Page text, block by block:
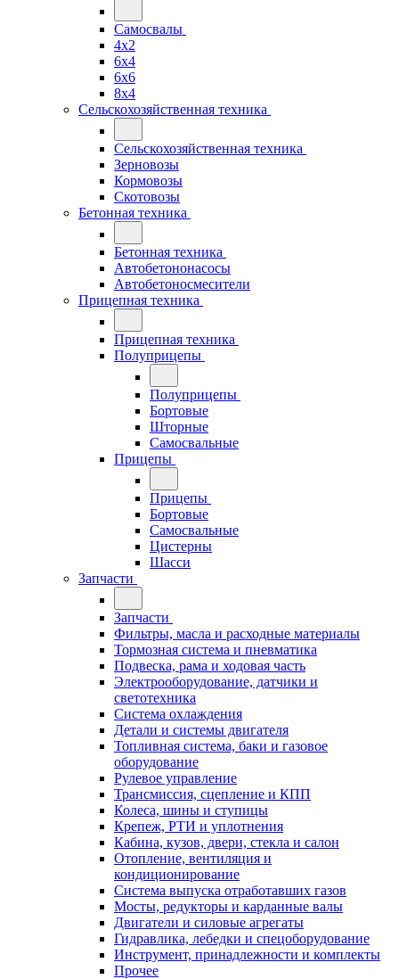
Самосвалы
4x2
6x4
6x6
8x4
Сельскохозяйственная техника
Сельскохозяйственная техника
Зерновозы
Кормовозы
Скотовозы
Бетонная техника
Бетонная техника
Автобетононасосы
Автобетоносмесители
Прицепная техника
Прицепная техника
Полуприцепы
Полуприцепы
Бортовые
Шторные
Самосвальные
Прицепы
Прицепы
Бортовые
Самосвальные
Цистерны
Шасси
Запчасти
Запчасти
Фильтры, масла и расходные материалы
Тормозная система и пневматика
Подвеска, рама и ходовая часть
Электрооборудование, датчики и
светотехника
Система охлаждения
Детали и системы двигателя
Топливная система, баки и газовое
оборудование
Рулевое управление
Трансмиссия, сцепление и КПП
Колеса, шины и ступицы
Крепеж, РТИ и уплотнения
Кабина, кузов, двери, стекла и салон
Отопление, вентиляция и
кондиционирование
Система выпуска отработавших газов
Мосты, редукторы и карданные валы
Двигатели и силовые агрегаты
Гидравлика, лебедки и спецоборудование
Инструмент, принадлежности и комплекты
Прочее